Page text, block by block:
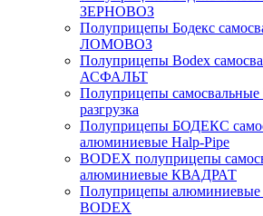
ЗЕРНОВОЗ
Полуприцепы Бодекс
ЛОМОВОЗ
Полуприцепы Bodex
АСФАЛЬТ
Полуприцепы самосвальные
разгрузка
Полуприцепы БОДЕКС
алюминиевые Нalp-Pipe
BODEX полуприцепы
алюминиевые КВАДРАТ
Полуприцепы
BODEX